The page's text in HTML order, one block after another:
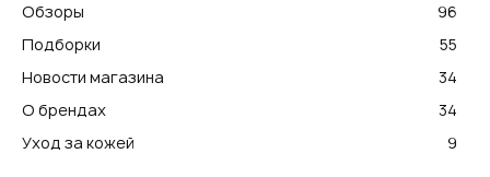
Обзоры
96
Подборки
55
Новости магазина
34
О брендах
34
Уход за кожей
9